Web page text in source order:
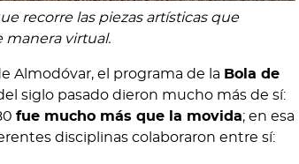
recorre las piezas artísticas que
manera virtual.
Almodóvar, el programa de la Bola de
siglo pasado dieron mucho más de sí:
fue mucho más que la movida; en esa
disciplinas colaboraron entre sí: